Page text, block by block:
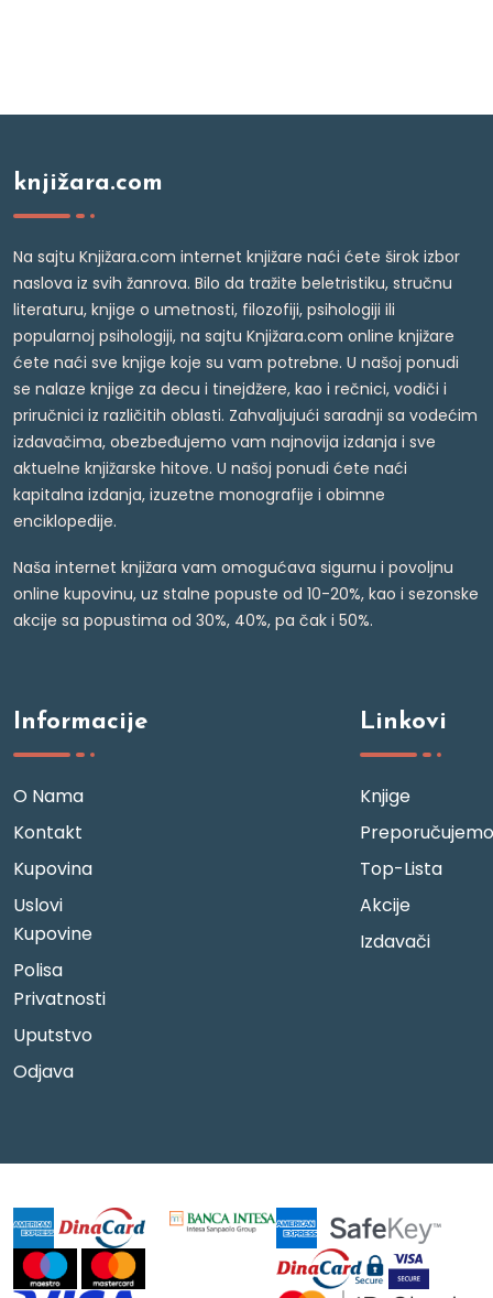
knjižara.com
Na sajtu Knjižara.com internet knjižare naći ćete širok izbor
naslova iz svih žanrova. Bilo da tražite beletristiku, stručnu
literaturu, knjige o umetnosti, filozofiji, psihologiji ili
popularnoj psihologiji, na sajtu Knjižara.com online knjižare
ćete naći sve knjige koje su vam potrebne. U našoj ponudi
se nalaze knjige za decu i tinejdžere, kao i rečnici, vodiči i
priručnici iz različitih oblasti. Zahvaljujući saradnji sa vodećim
izdavačima, obezbeđujemo vam najnovija izdanja i sve
aktuelne knjižarske hitove. U našoj ponudi ćete naći
kapitalna izdanja, izuzetne monografije i obimne
enciklopedije.
Naša internet knjižara vam omogućava sigurnu i povoljnu
online kupovinu, uz stalne popuste od 10-20%, kao i sezonske
akcije sa popustima od 30%, 40%, pa čak i 50%.
Informacije
O Nama
Kontakt
Kupovina
Uslovi
Kupovine
Polisa
Privatnosti
Uputstvo
Odjava
Linkovi
Knjige
Preporučujemo
Top-Lista
Akcije
Izdavači